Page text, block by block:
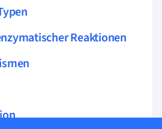
Reaktionen